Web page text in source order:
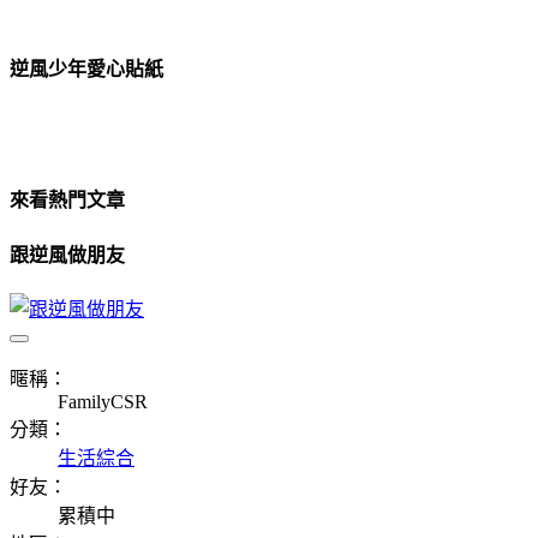
逆風少年愛心貼紙
來看熱門文章
跟逆風做朋友
暱稱：
FamilyCSR
分類：
生活綜合
好友：
累積中